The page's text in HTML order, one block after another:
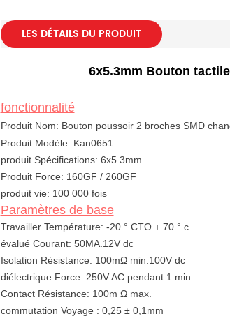
LES DÉTAILS DU PRODUIT
6x5.3mm Bouton
fonctionnalité
Produit Nom: Bouton poussoir 2 broches SMD
Produit Modèle: Kan0651
produit Spécifications: 6x5.3mm
Produit Force: 160GF / 260GF
produit vie: 100 000 fois
Paramètres de base
Travailler Température: -20 ° CTO + 70 ° c
évalué Courant: 50MA.12V dc
Isolation Résistance: 100mΩ min.100V dc
diélectrique Force: 250V AC pendant 1 min
Contact Résistance: 100m Ω max.
commutation Voyage : 0,25 ± 0,1mm